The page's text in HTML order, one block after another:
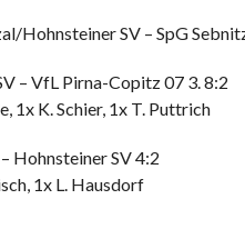
Hohnsteiner SV – SpG
– VfL Pirna-Copitz 07 3. 8:2
1x K. Schier, 1x T. Puttrich
Hohnsteiner SV 4:2
1x L. Hausdorf